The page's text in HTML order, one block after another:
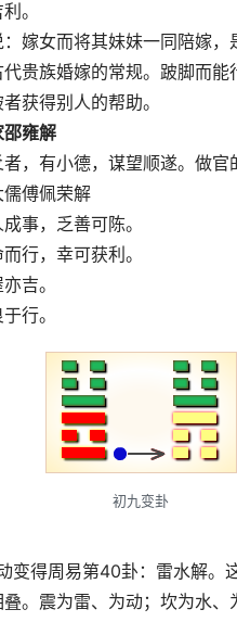
。
：嫁女而将其妹妹一同陪嫁
贵族婚嫁的常规。跛脚而能
获得别人的帮助。
雍解
，有小德，谋望顺遂。做官
傅佩荣解
事，乏善可陈。
行，幸可获利。
吉。
行。
初九变卦
变得周易第40卦：雷水解。
。震为雷、为动；坎为水、